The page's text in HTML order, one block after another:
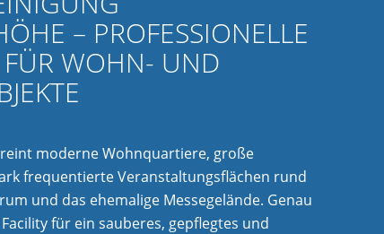
– PROFESSIONELLE
WOHN- UND
moderne Wohnquartiere, große
frequentierte Veranstaltungsflächen rund
und das ehemalige Messegelände. Genau
für ein sauberes, gepflegtes und